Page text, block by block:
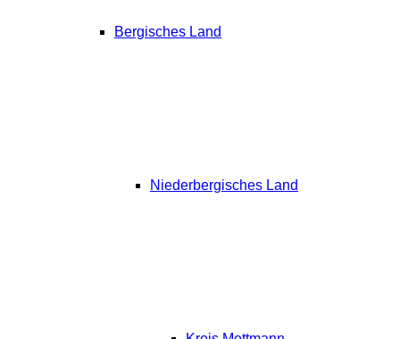
Bergisches Land
Niederbergisches Land